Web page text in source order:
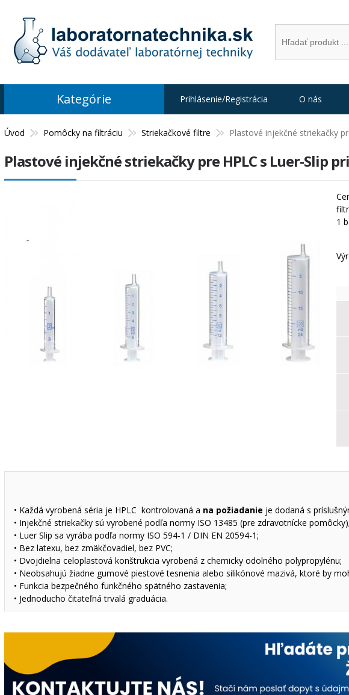
Úvod Pomôcky na filtráciu Striekačkové filtre Plastové injekčné striekačky
Plastové injekčné striekačky pre HPLC s Luer-Slip
1
• Každá vyrobená séria je HPLC kontrolovaná a na požiadanie je dodaná s
• Injekčné striekačky sú vyrobené podľa normy ISO 13485 (pre zdravotnícke pomôcky);
• Luer Slip sa vyrába podľa normy ISO 594-1 / DIN EN 20594-1;
• Bez latexu, bez zmäkčovadiel, bez PVC;
• Dvojdielna celoplastová konštrukcia vyrobená z chemicky odolného polypropylénu;
• Neobsahujú žiadne gumové piestové tesnenia alebo silikónové mazivá, ktoré by
• Funkcia bezpečného funkčného spätného zastavenia;
• Jednoducho čitateľná trvalá graduácia.
Kategórie Prihlásenie/Registrácia O nás